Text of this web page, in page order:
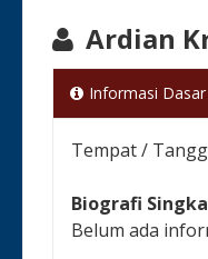
Ardian
Informasi Dasar
Tempat /
Biografi
Belum ada